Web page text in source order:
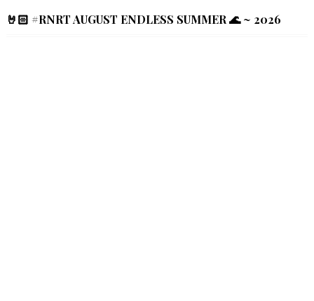
🤘🏻 #RNRT AUGUST ENDLESS SUMMER 🌊 ~ 2026